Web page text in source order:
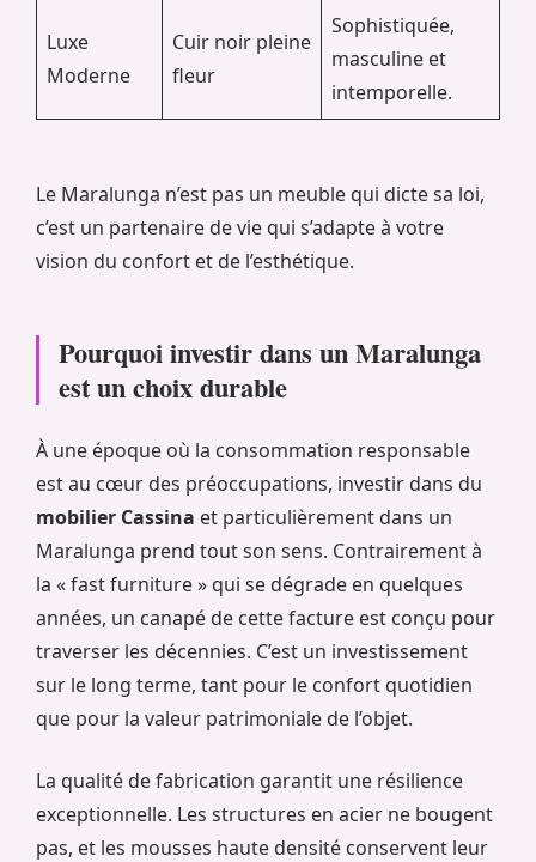
Luxe
Moderne
Cuir noir pleine
fleur
Sophistiquée,
masculine et
intemporelle.
Le Maralunga n’est pas un meuble qui dicte sa loi,
c’est un partenaire de vie qui s’adapte à votre
vision du confort et de l’esthétique.
Pourquoi investir dans un Maralunga
est un choix durable
À une époque où la consommation responsable
est au cœur des préoccupations, investir dans du
mobilier Cassina et particulièrement dans un
Maralunga prend tout son sens. Contrairement à
la « fast furniture » qui se dégrade en quelques
années, un canapé de cette facture est conçu pour
traverser les décennies. C’est un investissement
sur le long terme, tant pour le confort quotidien
que pour la valeur patrimoniale de l’objet.
La qualité de fabrication garantit une résilience
exceptionnelle. Les structures en acier ne bougent
pas, et les mousses haute densité conservent leur